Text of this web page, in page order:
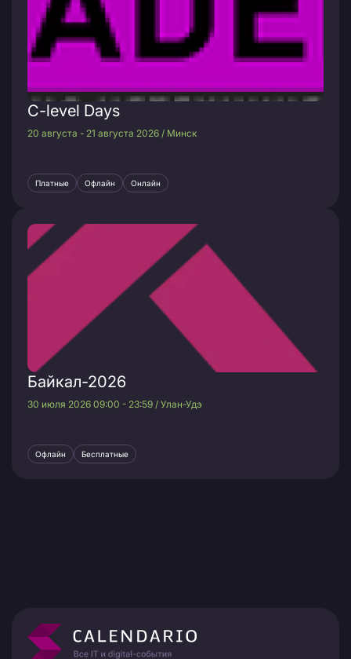
C-level Days
20 августа - 21 августа 2026 / Минск
Платные Офлайн Онлайн
Байкал-2026
30 июля 2026 09:00 - 23:59 / Улан-Удэ
Офлайн Бесплатные